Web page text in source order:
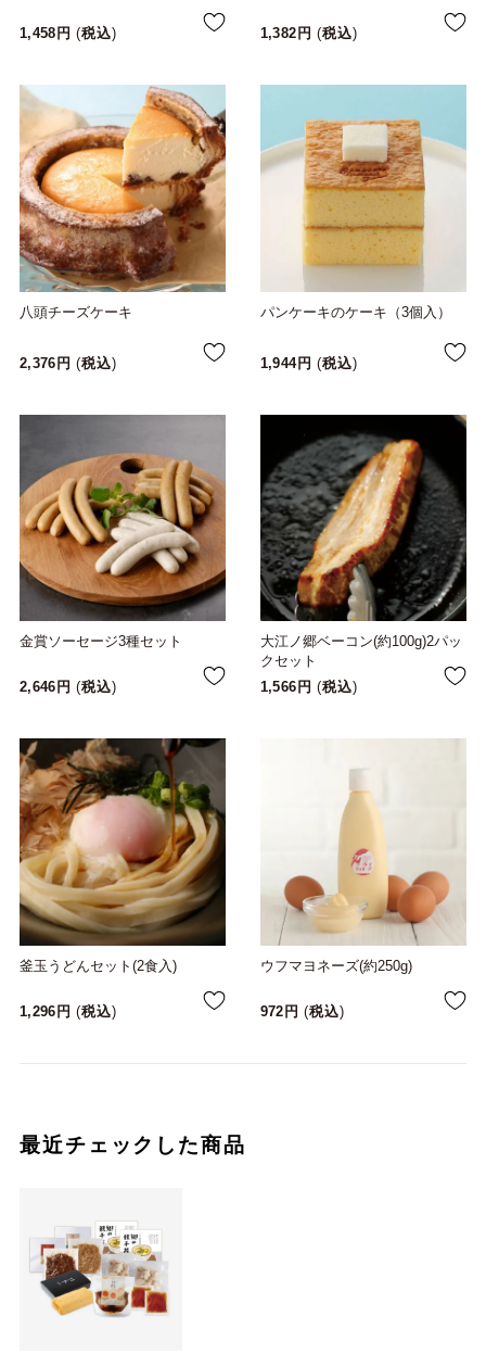
1,458 税込 1,382 税込
八頭チーズケーキ
2,376 税込
パンケーキのケーキ（3個入）
1,944 税込
金賞ソーセージ3種セット
2,646 税込
大江ノ郷ベーコン(約100g)2パッ
クセット
1,566
税込
釜玉うどんセット(2食入)
1,296 税込
ウフマヨネーズ(約250g)
972 税込
最近チェックした商品